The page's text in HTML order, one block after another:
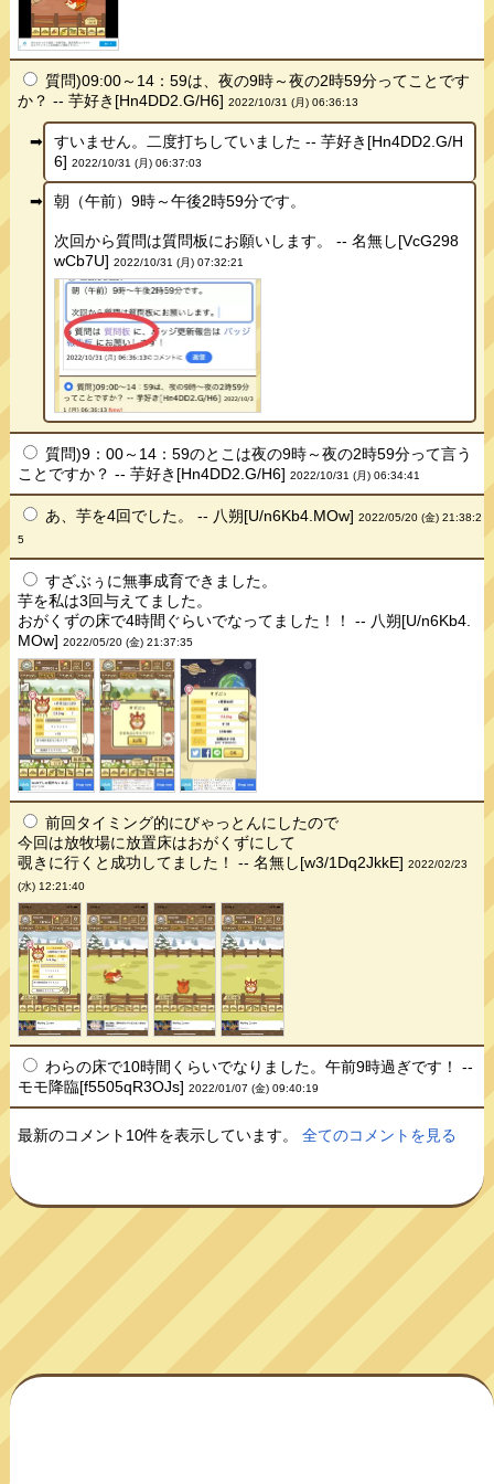
質問)09:00～14：59は、夜の9時～夜の2時59分ってことです
か？ -- 芋好き[Hn4DD2.G/H6]2022/10/31 (月) 06:36:13
すいません。二度打ちしていました -- 芋好き[Hn4DD2.G/H
6] 2022/10/31 (月) 06:37:03
朝（午前）9時～午後2時59分です。
次回から質問は質問板にお願いします。 -- 名無し[VcG298
wCb7U] 2022/10/31 (月) 07:32:21
質問)9：00～14：59のとこは夜の9時～夜の2時59分って言う
ことですか？ -- 芋好き[Hn4DD2.G/H6]2022/10/31 (月) 06:34:41
あ、芋を4回でした。 -- 八朔[U/n6Kb4.MOw]2022/05/20 (金) 21:38:2
5
すざぶぅに無事成育できました。
芋を私は3回与えてました。
おがくずの床で4時間ぐらいでなってました！！ -- 八朔[U/n6Kb4.
MOw]2022/05/20 (金) 21:37:35
前回タイミング的にびゃっとんにしたので
今回は放牧場に放置床はおがくずにして
覗きに行くと成功してました！ -- 名無し[w3/1Dq2JkkE]2022/02/23
(水) 12:21:40
わらの床で10時間くらいでなりました。午前9時過ぎです！ --
モモ降臨[f5505qR3OJs]2022/01/07 (金) 09:40:19
最新のコメント10件を表示しています。全てのコメントを見る